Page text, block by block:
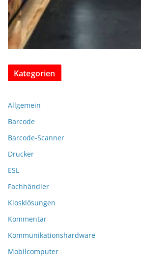
Kategorien
Allgemein
Barcode
Barcode-Scanner
Drucker
ESL
Fachhändler
Kiosklösungen
Kommentar
Kommunikationshardware
Mobilcomputer